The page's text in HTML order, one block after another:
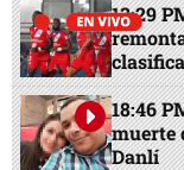
13:29
18:46
muerte
Danlí